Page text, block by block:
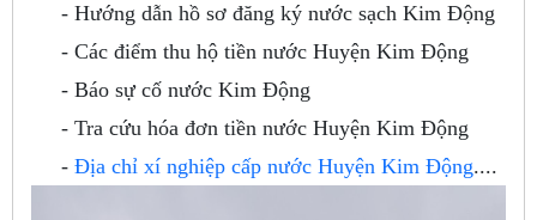
- Hướng dẫn hồ sơ đăng ký nước sạch Kim Động
- Các điểm thu hộ tiền nước Huyện Kim Động
- Báo sự cố nước Kim Động
- Tra cứu hóa đơn tiền nước Huyện Kim Động
- Địa chỉ xí nghiệp cấp nước Huyện Kim Động....